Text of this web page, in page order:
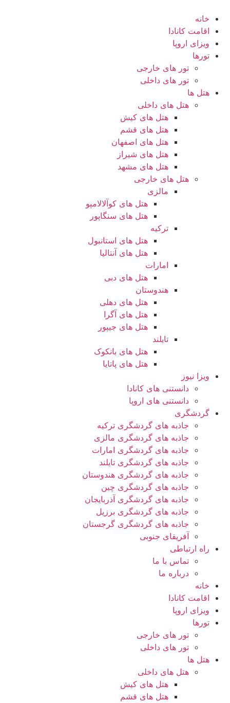
محتوا
خانه
اقامت کانادا
ویزای اروپا
تورها
تور های خارجی
تور های داخلی
هتل ها
هتل های داخلی
هتل های کیش
هتل های قشم
هتل های اصفهان
هتل های شیراز
هتل های مشهد
هتل های خارجی
مالزی
هتل های کوآلالامپو
هتل های سنگاپور
ترکیه
هتل های استانبول
هتل های آنتالیا
امارات
هتل های دبی
هندوستان
هتل های دهلی
هتل های آگرا
هتل های جیپور
تایلند
هتل های بانکوک
هتل های پاتایا
ویزا نیوز
دانستنی های کانادا
دانستنی های اروپا
گردشگری
جاذبه های گردشگری ترکیه
جاذبه های گردشگری مالزی
جاذبه های گردشگری امارات
جاذبه های گردشگری تایلند
جاذبه های گردشگری هندوستان
جاذبه های گردشگری چین
جاذبه های گردشگری آذربایجان
جاذبه های گردشگری برزیل
جاذبه های گردشگری گرجستان
آفریقای جنوبی
راه ارتباطی
تماس با ما
درباره ما
خانه
اقامت کانادا
ویزای اروپا
تورها
تور های خارجی
تور های داخلی
هتل ها
هتل های داخلی
هتل های کیش
هتل های قشم